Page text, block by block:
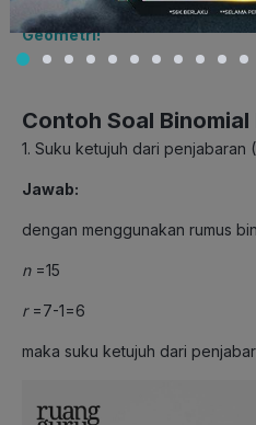
Baca juga:
Mengenal Ilmu
Geometri!
Contoh Soal
1. Suku ketujuh dari penjabaran
Jawab:
dengan menggunakan rumus
n=15
r =7-1=6
maka suku ketujuh dari